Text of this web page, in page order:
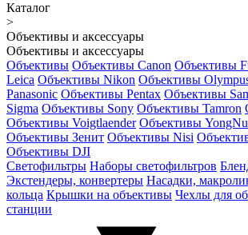
Каталог
>
Объективы и аксессуары
Объективы и аксессуары
Объективы Объективы Canon Объективы
Leica Объективы Nikon Объективы
Panasonic Объективы Pentax Объективы
Sigma Объективы Sony Объективы Tamron
Объективы Voigtlaender Объективы
Объективы Зенит Объективы Nisi
Объективы DJI
Светофильтры Наборы светофильтров
Экстендеры, конвертеры Насадки,
кольца Крышки на объективы Чехлы для
станции